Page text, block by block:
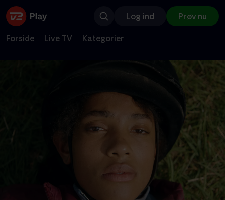
Log ind Prøv nu
Forside Live TV Kategorier